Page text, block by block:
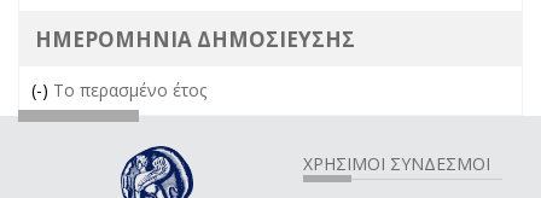
ΗΜΕΡΟΜΗΝΙΑ ΔΗΜΟΣΙΕΥΣΗΣ
(-) Remove Το περασμένο έτος filter
Το περασμένο έτος
ΧΡΗΣΙΜΟΙ ΣΥΝΔΕΣΜΟΙ